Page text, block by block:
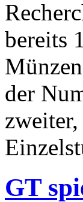
bereits
der
GT